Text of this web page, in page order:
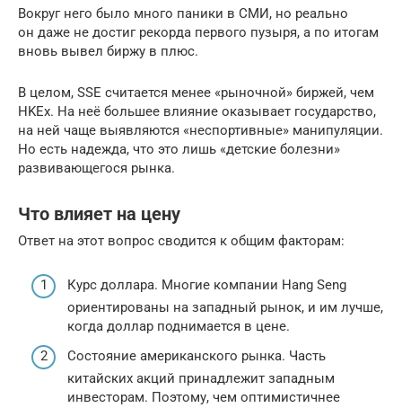
Вокруг него было много паники в СМИ, но реально
он даже не достиг рекорда первого пузыря, а по итогам
вновь вывел биржу в плюс.
В целом, SSE считается менее «рыночной» биржей, чем
HKEx. На неё большее влияние оказывает государство,
на ней чаще выявляются «неспортивные» манипуляции.
Но есть надежда, что это лишь «детские болезни»
развивающегося рынка.
Что влияет на цену
Ответ на этот вопрос сводится к общим факторам:
Курс доллара. Многие компании Hang Seng
ориентированы на западный рынок, и им лучше,
когда доллар поднимается в цене.
Состояние американского рынка. Часть
китайских акций принадлежит западным
инвесторам. Поэтому, чем оптимистичнее